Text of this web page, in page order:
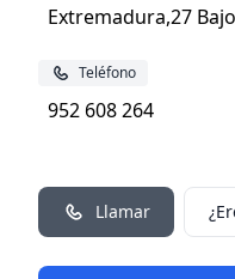
Extremadura,27
Teléfono
952 608 264
Llamar